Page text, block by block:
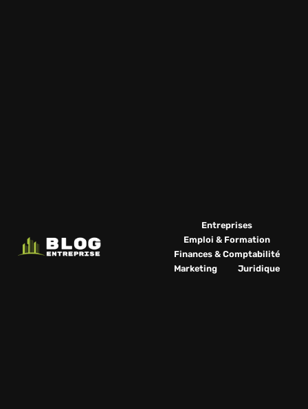
Entreprises
Emploi & Formation
Finances & Comptabilité
Marketing
Juridique